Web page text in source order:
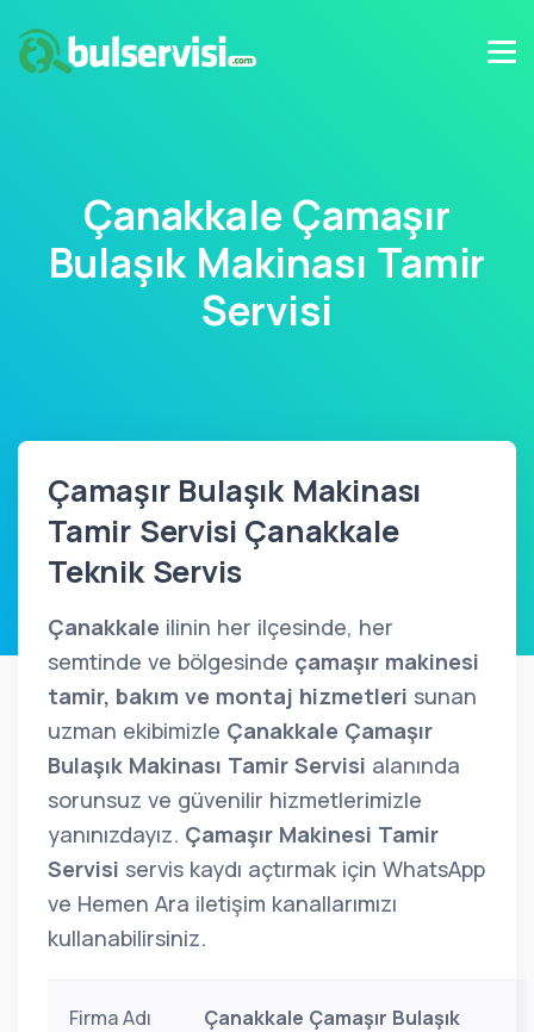
Çanakkale Çamaşır
Bulaşık Makinası Tamir
Servisi
Çamaşır Bulaşık Makinası
Tamir Servisi Çanakkale
Teknik Servis
Çanakkale ilinin her ilçesinde, her
semtinde ve bölgesinde çamaşır makinesi
tamir, bakım ve montaj hizmetleri sunan
uzman ekibimizle Çanakkale Çamaşır
Bulaşık Makinası Tamir Servisi alanında
sorunsuz ve güvenilir hizmetlerimizle
yanınızdayız. Çamaşır Makinesi Tamir
Servisi servis kaydı açtırmak için WhatsApp
ve Hemen Ara iletişim kanallarımızı
kullanabilirsiniz.
Firma Adı
Çanakkale Çamaşır Bulaşık